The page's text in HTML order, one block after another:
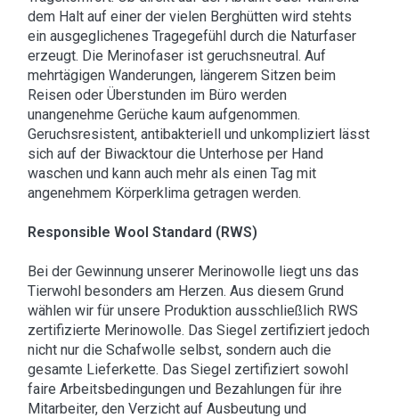
dem Halt auf einer der vielen Berghütten wird stehts
ein ausgeglichenes Tragegefühl durch die Naturfaser
erzeugt. Die Merinofaser ist geruchsneutral. Auf
mehrtägigen Wanderungen, längerem Sitzen beim
Reisen oder Überstunden im Büro werden
unangenehme Gerüche kaum aufgenommen.
Geruchsresistent, antibakteriell und unkompliziert lässt
sich auf der Biwacktour die Unterhose per Hand
waschen und kann auch mehr als einen Tag mit
angenehmem Körperklima getragen werden.
Responsible Wool Standard (RWS)
Bei der Gewinnung unserer Merinowolle liegt uns das
Tierwohl besonders am Herzen. Aus diesem Grund
wählen wir für unsere Produktion ausschließlich RWS
zertifizierte Merinowolle. Das Siegel zertifiziert jedoch
nicht nur die Schafwolle selbst, sondern auch die
gesamte Lieferkette. Das Siegel zertifiziert sowohl
faire Arbeitsbedingungen und Bezahlungen für ihre
Mitarbeiter, den Verzicht auf Ausbeutung und